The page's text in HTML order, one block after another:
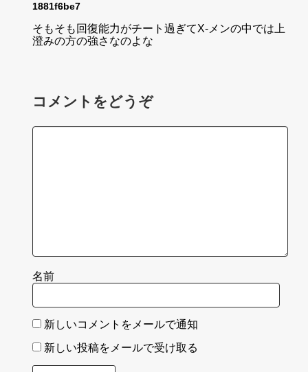
1881f6be7
そもそも回復能力がチート過ぎてX-メンの中では上
澄みの方の強さなのよな
コメントをどうぞ
名前
新しいコメントをメールで通知
新しい投稿をメールで受け取る